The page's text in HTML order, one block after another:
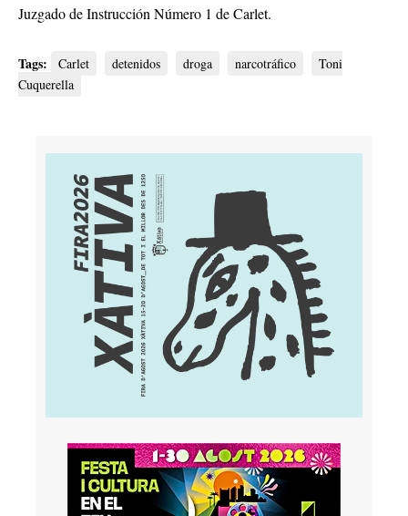
Juzgado de Instrucción Número 1 de Carlet.
Tags: Carlet detenidos droga narcotráfico
Toni
Cuquerella